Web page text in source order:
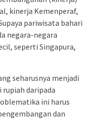
kinerja Kemenperaf,
pariwisata bahari
negara-negara
seperti Singapura,
seharusnya menjadi
daripada
ini harus
dan